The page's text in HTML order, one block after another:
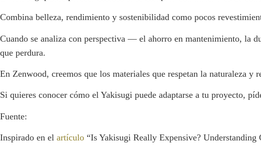
Combina belleza, rendimiento y sostenibilidad como pocos
Cuando se analiza con perspectiva — el ahorro en mantenimiento, la
que perdura.
En Zenwood, creemos que los materiales que respetan la naturaleza y
Si quieres conocer cómo el Yakisugi puede adaptarse a tu proyecto,
Fuente:
Inspirado en el artículo “Is Yakisugi Really Expensive?